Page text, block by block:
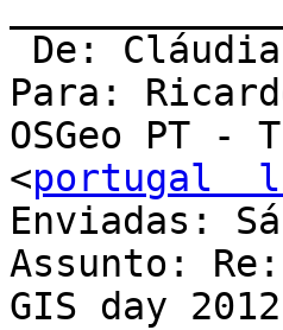
De:
Para:
OSGeo PT -
<portugal
Enviadas:
Assunto:
GIS day